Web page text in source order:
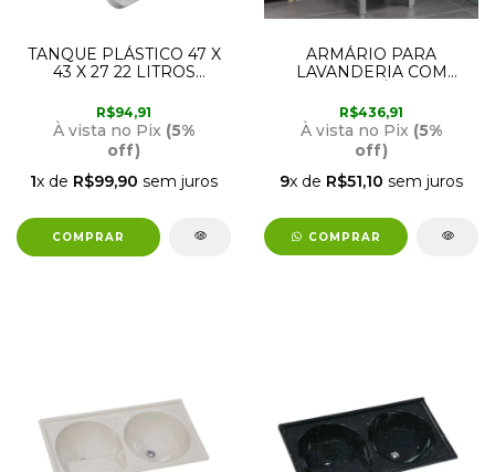
TANQUE PLÁSTICO 47 X
43 X 27 22 LITROS
MARMORIZADO ASTRA
R$94,91
À vista no Pix (5%
off)
1x de R$99,90 sem juros
ARMÁRIO PARA
LAVANDERIA COM
47,5CM RORATO
R$436,91
À vista no Pix (5%
off)
9x de R$51,10 sem juros
COMPRAR